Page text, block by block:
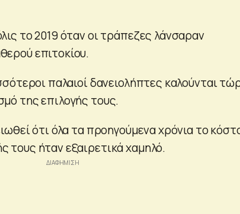
το 2019 όταν οι τράπεζες λάνσαραν
επιτοκίου.
παλαιοί δανειολήπτες καλούνται
της επιλογής τους.
ότι όλα τα προηγούμενα χρόνια το
τους ήταν εξαιρετικά χαμηλό.